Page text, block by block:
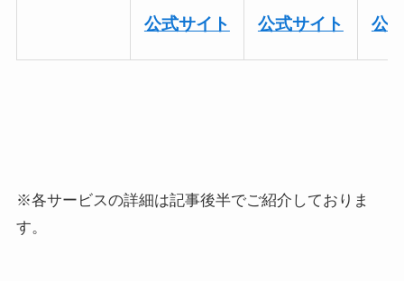
公式サイト 公式サイト 公
※各サービスの詳細は記事後半でご紹介しておりま
す。